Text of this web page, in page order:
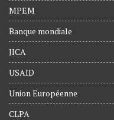
MPEM
Banque mondiale
JICA
USAID
Union Européenne
CLPA